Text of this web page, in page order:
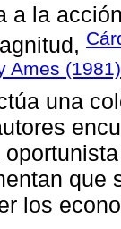
a la
Ames (1981)
una
que
los